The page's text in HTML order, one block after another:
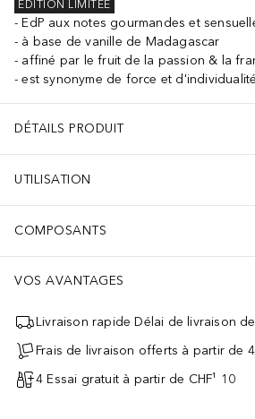
ÉDITION LIMITÉE
EdP aux notes gourmandes et
à base de vanille de Madagascar
affiné par le fruit de la passion & la
est synonyme de force et d'individualité
DÉTAILS PRODUIT
UTILISATION
COMPOSANTS
VOS AVANTAGES
Livraison rapide Délai de livraison
Frais de livraison offerts à partir de
4 Essai gratuit à partir de CHF¹ 10